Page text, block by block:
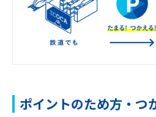
ポイントのため方・つ